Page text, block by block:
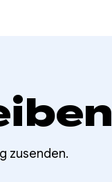
zusenden.